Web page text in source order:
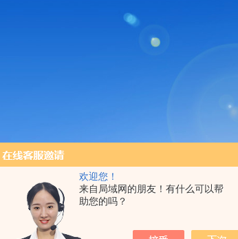
欢迎您！
来自局域网的朋友！有什么可以帮
助您的吗？
LUBEX 鬼峰捕集柱 3.0x50mm